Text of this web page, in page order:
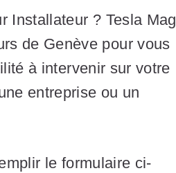
Installateur ? Tesla Mag
de Genève pour vous
à intervenir sur votre
entreprise ou un
le formulaire ci-